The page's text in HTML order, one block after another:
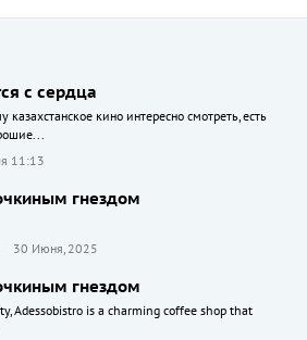
с сердца
казахстанское кино интересно смотреть, есть
11:13
гнездом
30 Июня, 2025
гнездом
Adessobistro is a charming coffee shop that